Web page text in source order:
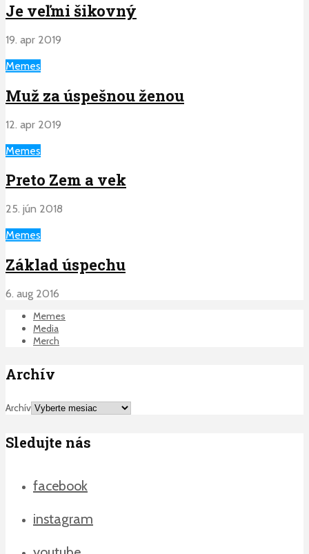
Je veľmi šikovný
19. apr 2019
Memes
Muž za úspešnou ženou
12. apr 2019
Memes
Preto Zem a vek
25. jún 2018
Memes
Základ úspechu
6. aug 2016
Memes
Media
Merch
Archív
Archív
Sledujte nás
facebook
instagram